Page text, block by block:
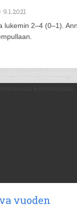
9.1.2021
lukemin 2–4 (0–1).
vuoden